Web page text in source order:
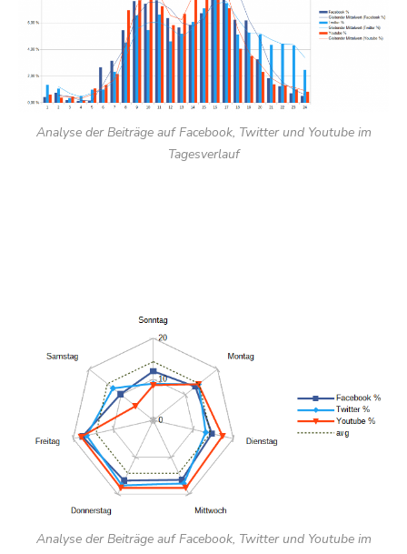
Analyse der Beiträge auf Facebook, Twitter und Youtube im
Tagesverlauf
Analyse der Beiträge auf Facebook, Twitter und Youtube im